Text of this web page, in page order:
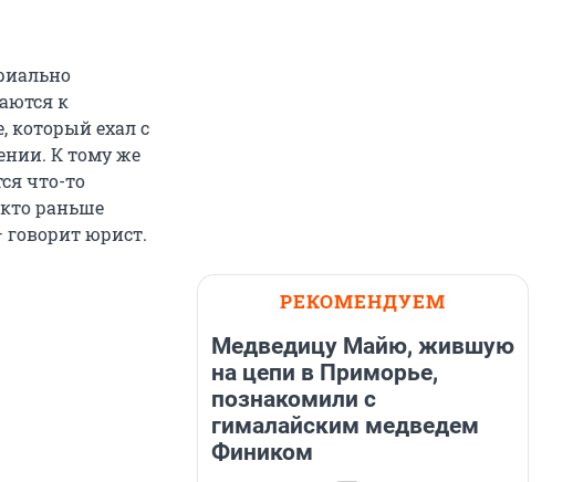
к
который ехал с
К тому же
что-то
раньше
юрист.
РЕКОМЕНДУЕМ
Медведицу Майю, жившую
на цепи в Приморье,
познакомили с
гималайским медведем
Фиником